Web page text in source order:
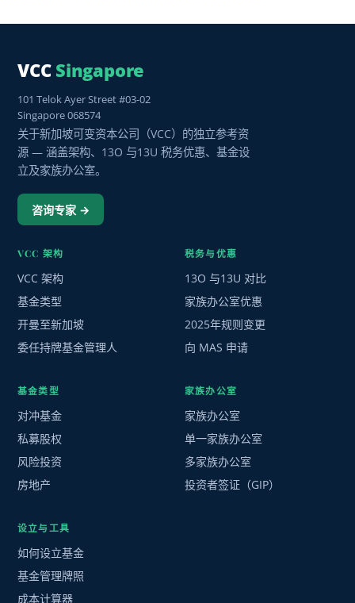
VCC Singapore
101 Telok Ayer Street #03-02
Singapore 068574
关于新加坡可变资本公司（VCC）的独立参考资
源 — 涵盖架构、13O 与13U 税务优惠、基金设
立及家族办公室。
咨询专家 →
VCC 架构
VCC 架构
基金类型
开曼至新加坡
委任持牌基金管理人
税务与优惠
13O 与13U 对比
家族办公室优惠
2025年规则变更
向 MAS 申请
基金类型
对冲基金
私募股权
风险投资
房地产
家族办公室
家族办公室
单一家族办公室
多家族办公室
投资者签证（GIP）
设立与工具
如何设立基金
基金管理牌照
成本计算器